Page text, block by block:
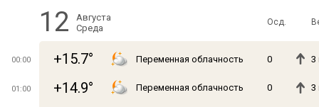
12
Августа
Среда
Осд.
00:00 +15.7° Переменная облачность 0 3
01:00 +14.9° Переменная облачность 0 3